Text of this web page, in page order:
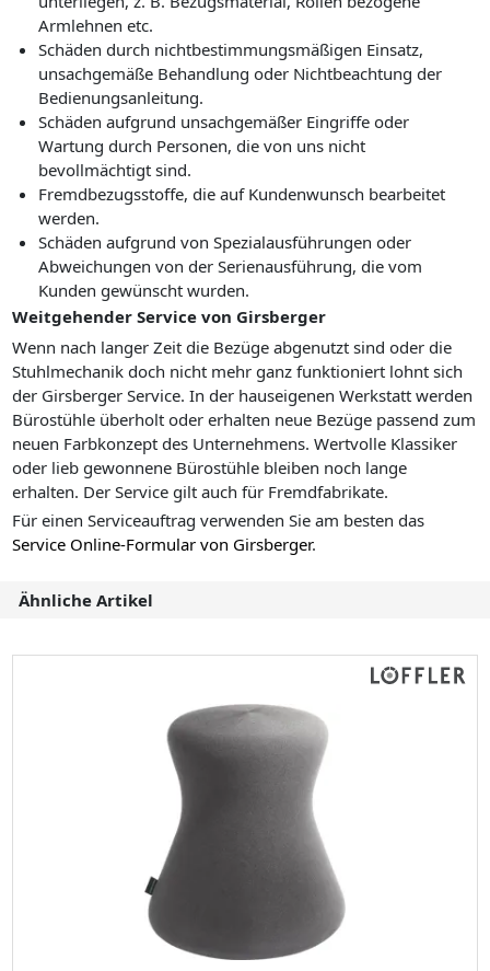
Armlehnen etc.
Schäden durch nichtbestimmungsmäßigen Einsatz,
unsachgemäße Behandlung oder Nichtbeachtung der
Bedienungsanleitung.
Schäden aufgrund unsachgemäßer Eingriffe oder
Wartung durch Personen, die von uns nicht
bevollmächtigt sind.
Fremdbezugsstoffe, die auf Kundenwunsch bearbeitet
werden.
Schäden aufgrund von Spezialausführungen oder
Abweichungen von der Serienausführung, die vom
Kunden gewünscht wurden.
Weitgehender Service von Girsberger
Wenn nach langer Zeit die Bezüge abgenutzt sind oder die
Stuhlmechanik doch nicht mehr ganz funktioniert lohnt sich
der Girsberger Service. In der hauseigenen Werkstatt werden
Bürostühle überholt oder erhalten neue Bezüge passend zum
neuen Farbkonzept des Unternehmens. Wertvolle Klassiker
oder lieb gewonnene Bürostühle bleiben noch lange
erhalten. Der Service gilt auch für Fremdfabrikate.
Für einen Serviceauftrag verwenden Sie am besten das
Service Online-Formular von Girsberger.
Ähnliche Artikel